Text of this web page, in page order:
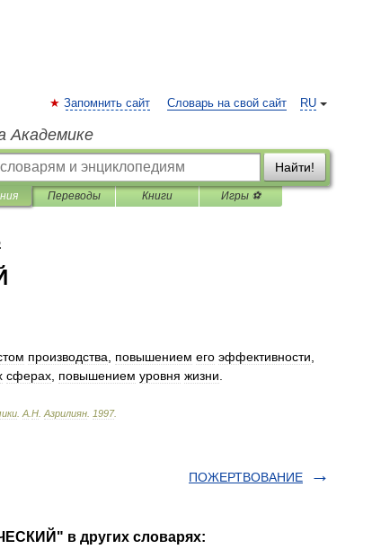
RU
Запомнить сайт Словарь на свой сайт
Академике
Найти!
Переводы Книги Игры ⚽
производства повышением его эффективности
сферах повышением уровня жизни
А Н Азрилиян 1997.
ПОЖЕРТВОВАНИЕ
в других словарях: